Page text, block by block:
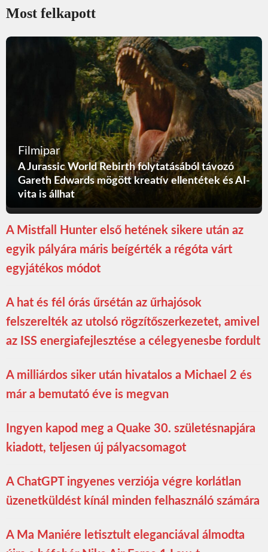
Most felkapott
Filmipar
A Jurassic World Rebirth folytatásából távozó
Gareth Edwards mögött kreatív ellentétek és AI-
vita is állhat
A Mistfall Hunter első hetének sikere után az
egyik pályára máris beígérték a régóta várt
egyjátékos módot
A hat és fél órás űrsétán az űrhajósok
felszerelték az utolsó rögzítőszerkezetet, amivel
az ISS energiafejlesztése a célegyenesbe fordult
A milliárdos siker után hivatalos a Michael 2 és
már a bemutató éve is megvan
Ingyen kapod meg a Quake 30. születésnapjára
kiadott, teljesen új pályacsomagot
A ChatGPT ingyenes verziója végre korlátlan
üzenetküldést kínál minden felhasználó számára
A Ma Maniére letisztult eleganciával álmodta